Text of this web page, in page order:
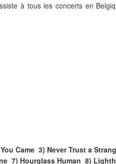
à tous les concerts en
Came 3) Never Trust a
7) Hourglass Human 8)